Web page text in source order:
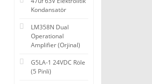
Kondansatör
LM358N Dual
Operational
Amplifier (Orjinal)
G5LA-1 24VDC Röle
(5 Pinli)